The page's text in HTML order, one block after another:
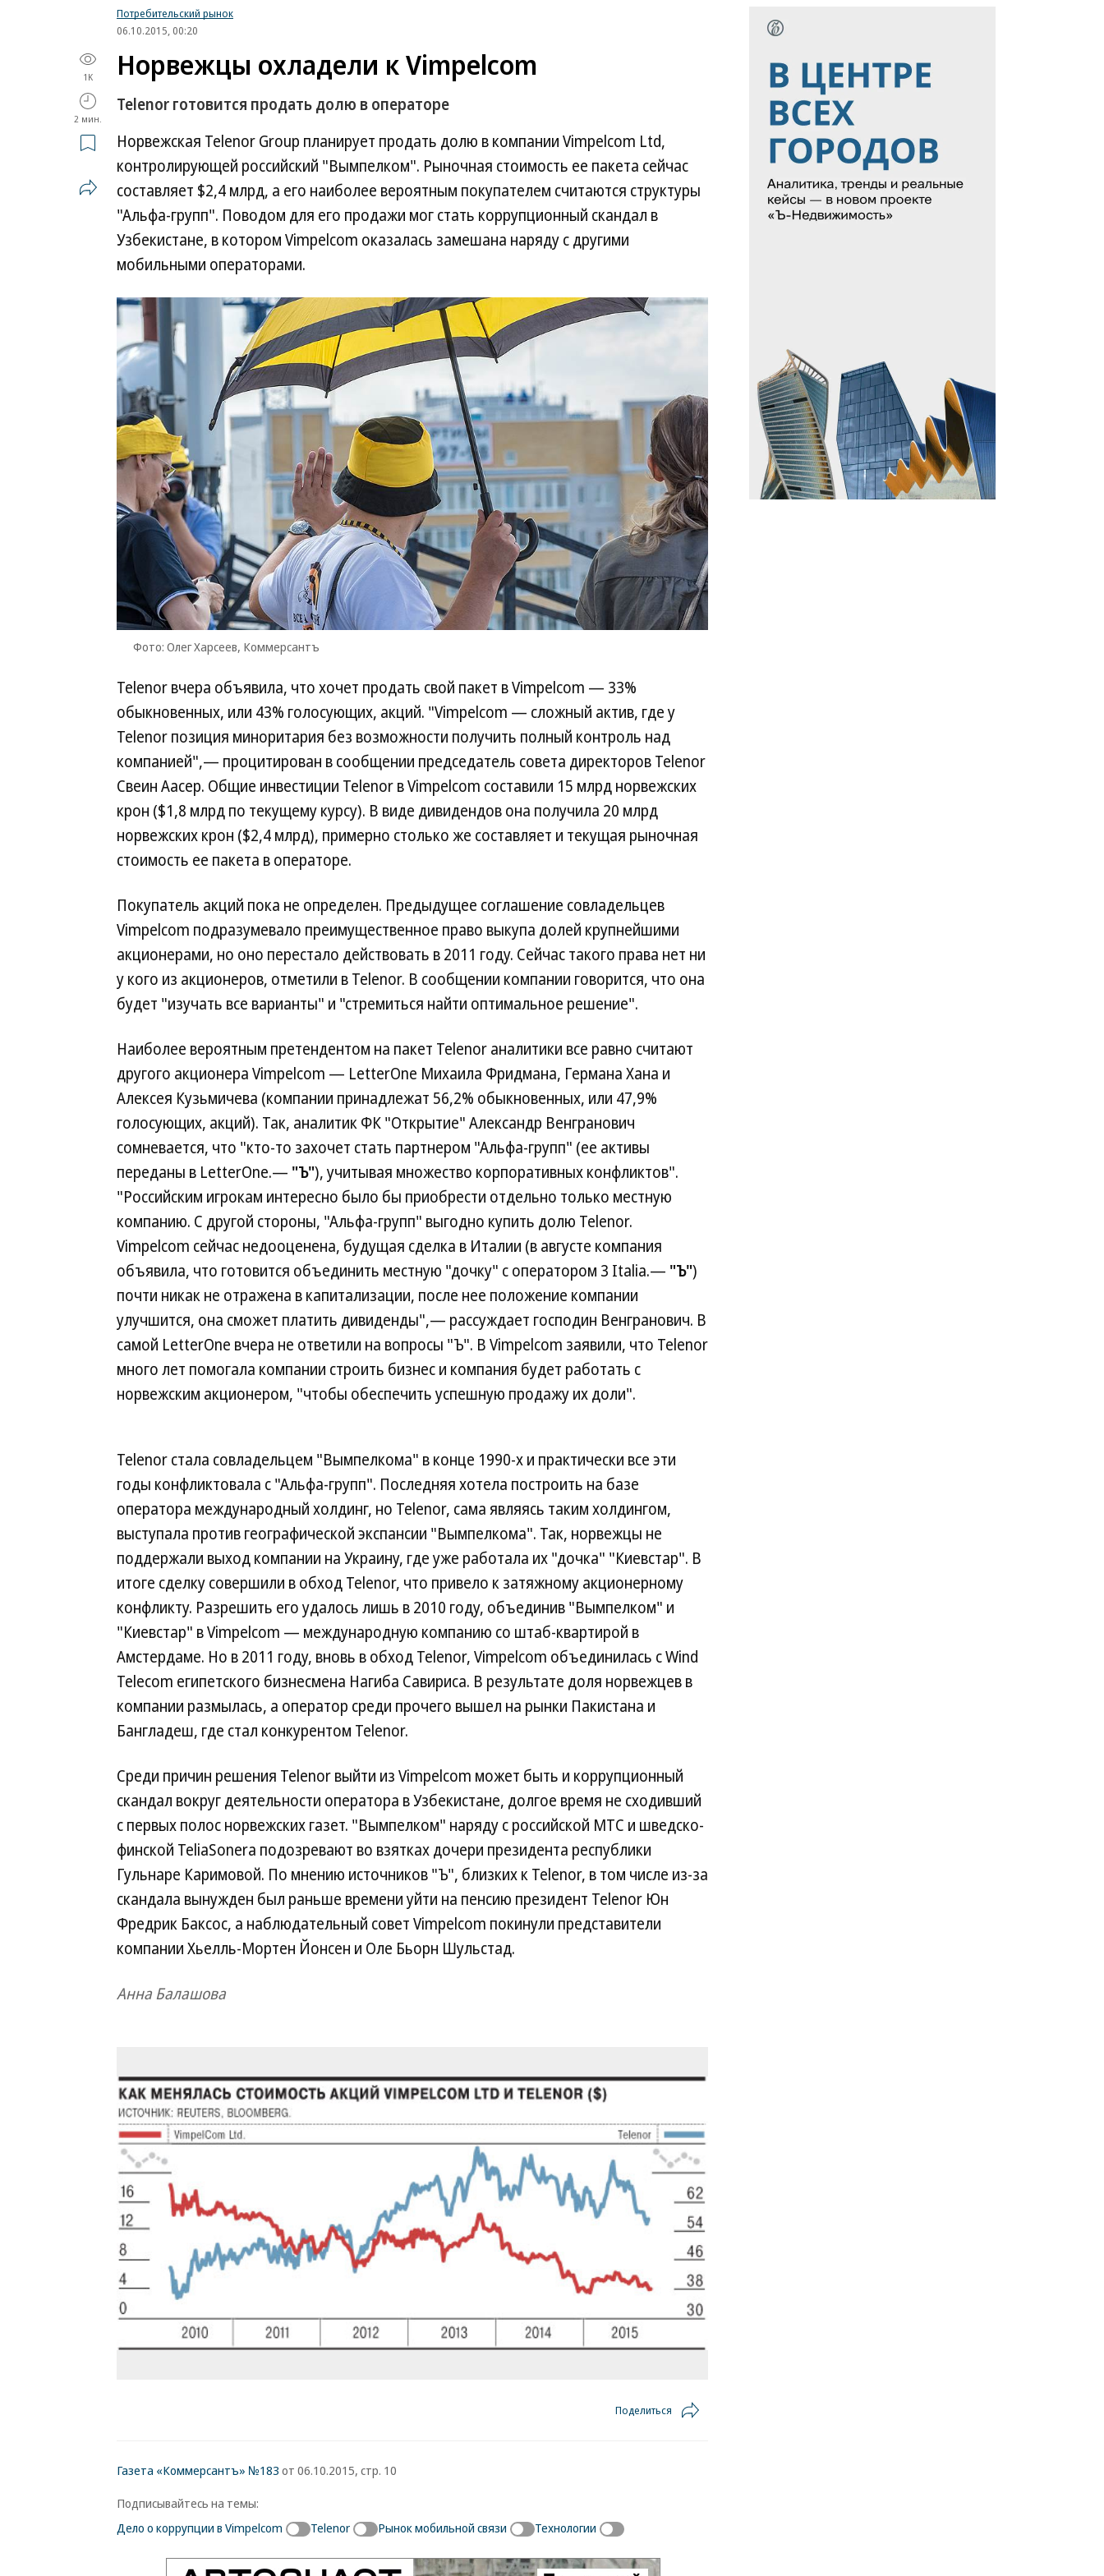
Потребительский рынок
06.10.2015, 00:20
1K
2 мин.
Норвежцы охладели к Vimpelcom
Telenor готовится продать долю в операторе
Норвежская Telenor Group планирует продать долю в компании Vimpelcom Ltd,
контролирующей российский "Вымпелком". Рыночная стоимость ее пакета сейчас
составляет $2,4 млрд, а его наиболее вероятным покупателем считаются структуры
"Альфа-групп". Поводом для его продажи мог стать коррупционный скандал в
Узбекистане, в котором Vimpelcom оказалась замешана наряду с другими
мобильными операторами.
Фото: Олег Харсеев, Коммерсантъ
Telenor вчера объявила, что хочет продать свой пакет в Vimpelcom — 33%
обыкновенных, или 43% голосующих, акций. "Vimpelcom — сложный актив, где у
Telenor позиция миноритария без возможности получить полный контроль над
компанией",— процитирован в сообщении председатель совета директоров Telenor
Свеин Аасер. Общие инвестиции Telenor в Vimpelcom составили 15 млрд норвежских
крон ($1,8 млрд по текущему курсу). В виде дивидендов она получила 20 млрд
норвежских крон ($2,4 млрд), примерно столько же составляет и текущая рыночная
стоимость ее пакета в операторе.
Покупатель акций пока не определен. Предыдущее соглашение совладельцев
Vimpelcom подразумевало преимущественное право выкупа долей крупнейшими
акционерами, но оно перестало действовать в 2011 году. Сейчас такого права нет ни
у кого из акционеров, отметили в Telenor. В сообщении компании говорится, что она
будет "изучать все варианты" и "стремиться найти оптимальное решение".
Наиболее вероятным претендентом на пакет Telenor аналитики все равно считают
другого акционера Vimpelcom — LetterOne Михаила Фридмана, Германа Хана и
Алексея Кузьмичева (компании принадлежат 56,2% обыкновенных, или 47,9%
голосующих, акций). Так, аналитик ФК "Открытие" Александр Венгранович
сомневается, что "кто-то захочет стать партнером "Альфа-групп" (ее активы
переданы в LetterOne.— "Ъ"), учитывая множество корпоративных конфликтов".
"Российским игрокам интересно было бы приобрести отдельно только местную
компанию. С другой стороны, "Альфа-групп" выгодно купить долю Telenor.
Vimpelcom сейчас недооценена, будущая сделка в Италии (в августе компания
объявила, что готовится объединить местную "дочку" с оператором 3 Italia.— "Ъ")
почти никак не отражена в капитализации, после нее положение компании
улучшится, она сможет платить дивиденды",— рассуждает господин Венгранович. В
самой LetterOne вчера не ответили на вопросы "Ъ". В Vimpelcom заявили, что Telenor
много лет помогала компании строить бизнес и компания будет работать с
норвежским акционером, "чтобы обеспечить успешную продажу их доли".
Telenor стала совладельцем "Вымпелкома" в конце 1990-х и практически все эти
годы конфликтовала с "Альфа-групп". Последняя хотела построить на базе
оператора международный холдинг, но Telenor, сама являясь таким холдингом,
выступала против географической экспансии "Вымпелкома". Так, норвежцы не
поддержали выход компании на Украину, где уже работала их "дочка" "Киевстар". В
итоге сделку совершили в обход Telenor, что привело к затяжному акционерному
конфликту. Разрешить его удалось лишь в 2010 году, объединив "Вымпелком" и
"Киевстар" в Vimpelcom — международную компанию со штаб-квартирой в
Амстердаме. Но в 2011 году, вновь в обход Telenor, Vimpelcom объединилась с Wind
Telecom египетского бизнесмена Нагиба Савириса. В результате доля норвежцев в
компании размылась, а оператор среди прочего вышел на рынки Пакистана и
Бангладеш, где стал конкурентом Telenor.
Среди причин решения Telenor выйти из Vimpelcom может быть и коррупционный
скандал вокруг деятельности оператора в Узбекистане, долгое время не сходивший
с первых полос норвежских газет. "Вымпелком" наряду с российской МТС и шведско-
финской TeliaSonera подозревают во взятках дочери президента республики
Гульнаре Каримовой. По мнению источников "Ъ", близких к Telenor, в том числе из-за
скандала вынужден был раньше времени уйти на пенсию президент Telenor Юн
Фредрик Баксос, а наблюдательный совет Vimpelcom покинули представители
компании Хьелль-Мортен Йонсен и Оле Бьорн Шульстад.
Анна Балашова
Поделиться
Газета «Коммерсантъ» №183 от 06.10.2015, стр. 10
Подписывайтесь на темы:
Дело о коррупции в Vimpelcom
Telenor Рынок мобильной связи Технологии